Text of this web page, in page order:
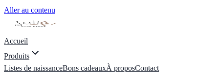
Aller au contenu
Accueil
Produits
Listes de naissanceBons cadeauxÀ proposContact